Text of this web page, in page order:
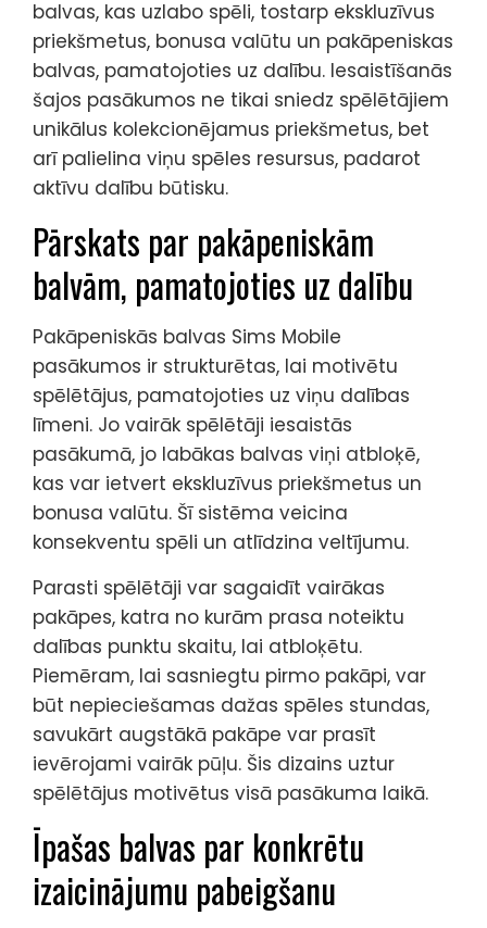
balvas, kas uzlabo spēli, tostarp ekskluzīvus
priekšmetus, bonusa valūtu un pakāpeniskas
balvas, pamatojoties uz dalību. Iesaistīšanās
šajos pasākumos ne tikai sniedz spēlētājiem
unikālus kolekcionējamus priekšmetus, bet
arī palielina viņu spēles resursus, padarot
aktīvu dalību būtisku.
Pārskats par pakāpeniskām
balvām, pamatojoties uz dalību
Pakāpeniskās balvas Sims Mobile
pasākumos ir strukturētas, lai motivētu
spēlētājus, pamatojoties uz viņu dalības
līmeni. Jo vairāk spēlētāji iesaistās
pasākumā, jo labākas balvas viņi atbloķē,
kas var ietvert ekskluzīvus priekšmetus un
bonusa valūtu. Šī sistēma veicina
konsekventu spēli un atlīdzina veltījumu.
Parasti spēlētāji var sagaidīt vairākas
pakāpes, katra no kurām prasa noteiktu
dalības punktu skaitu, lai atbloķētu.
Piemēram, lai sasniegtu pirmo pakāpi, var
būt nepieciešamas dažas spēles stundas,
savukārt augstākā pakāpe var prasīt
ievērojami vairāk pūļu. Šis dizains uztur
spēlētājus motivētus visā pasākuma laikā.
Īpašas balvas par konkrētu
izaicinājumu pabeigšanu